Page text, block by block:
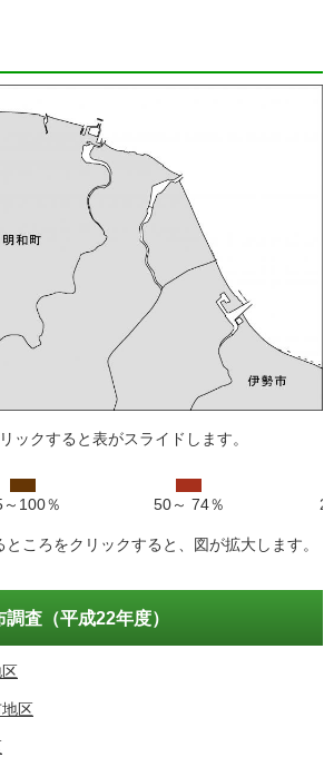
ックすると表がスライドします。
100％ 50～ 74％
ころをクリックすると、図が拡大します。
査（平成22年度）
区